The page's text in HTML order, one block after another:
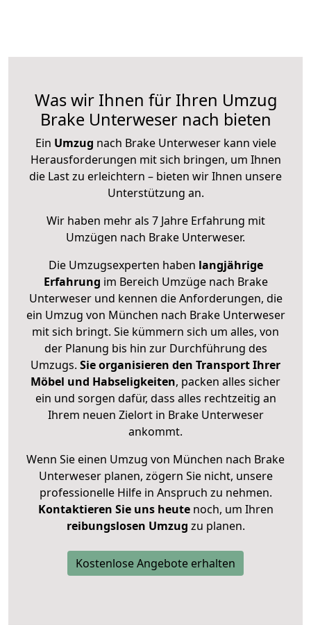
Was wir Ihnen für Ihren Umzug
Brake Unterweser nach bieten
Ein Umzug nach Brake Unterweser kann viele
Herausforderungen mit sich bringen, um Ihnen
die Last zu erleichtern – bieten wir Ihnen unsere
Unterstützung an.
Wir haben mehr als 7 Jahre Erfahrung mit
Umzügen nach Brake Unterweser.
Die Umzugsexperten haben langjährige
Erfahrung im Bereich Umzüge nach Brake
Unterweser und kennen die Anforderungen, die
ein Umzug von München nach Brake Unterweser
mit sich bringt. Sie kümmern sich um alles, von
der Planung bis hin zur Durchführung des
Umzugs. Sie organisieren den Transport Ihrer
Möbel und Habseligkeiten, packen alles sicher
ein und sorgen dafür, dass alles rechtzeitig an
Ihrem neuen Zielort in Brake Unterweser
ankommt.
Wenn Sie einen Umzug von München nach Brake
Unterweser planen, zögern Sie nicht, unsere
professionelle Hilfe in Anspruch zu nehmen.
Kontaktieren Sie uns heutenoch, um Ihren
reibungslosen Umzug zu planen.
Kostenlose Angebote erhalten